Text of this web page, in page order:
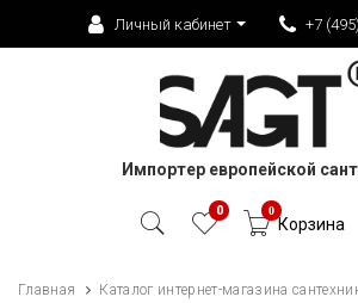
Личный кабинет +7
Импортер европейской
0 0
Корзина
Главная Каталог интернет-магазина